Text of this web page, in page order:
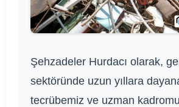
Şehzadeler Hurdacı olarak,
sektöründe uzun yıllara
tecrübemiz ve uzman